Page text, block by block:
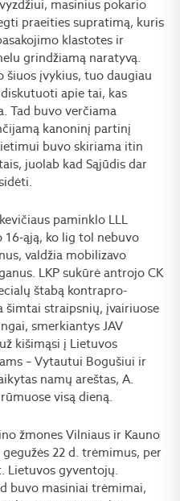
masinius pokario
praeities supratimą, kuris
klastotes ir
grindžiamą naratyvą.
šiuos įvykius, tuo daugiau
apie tai, kas
Tad buvo verčiama
kanoninį partinį
buvo skiriama itin
juolab kad Sąjūdis dar
paminklo LLL
16-ąją, ko lig tol nebuvo
valdžia mobilizavo
LKP sukūrė antrojo CK
štabą kontrapro-
šimtai straipsnių, įvairiuose
smerkiantys JAV
kišimąsi į Lietuvos
– Vytautui Bogušiui ir
namų areštas, A.
visą dieną.
žmones Vilniaus ir Kauno
22 d. trėmimus, per
Lietuvos gyventojų.
buvo masiniai trėmimai,